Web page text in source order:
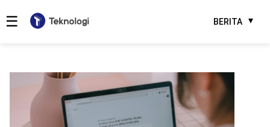
☰ BERITA